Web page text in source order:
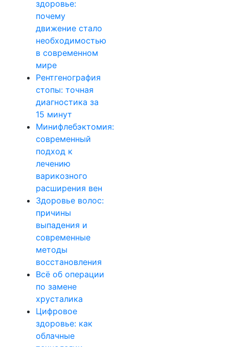
здоровье:
почему
движение стало
необходимостью
в современном
мире
Рентгенография
стопы: точная
диагностика за
15 минут
Минифлебэктомия:
современный
подход к
лечению
варикозного
расширения вен
Здоровье волос:
причины
выпадения и
современные
методы
восстановления
Всё об операции
по замене
хрусталика
Цифровое
здоровье: как
облачные